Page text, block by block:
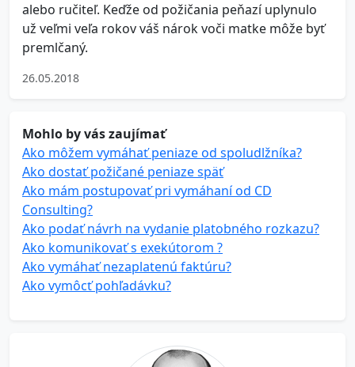
alebo ručiteľ. Keďže od požičania peňazí uplynulo
už veľmi veľa rokov váš nárok voči matke môže byť
premlčaný.
26.05.2018
Mohlo by vás zaujímať
Ako môžem vymáhať peniaze od spoludlžníka?
Ako dostať požičané peniaze späť
Ako mám postupovať pri vymáhaní od CD
Consulting?
Ako podať návrh na vydanie platobného rozkazu?
Ako komunikovať s exekútorom ?
Ako vymáhať nezaplatenú faktúru?
Ako vymôcť pohľadávku?